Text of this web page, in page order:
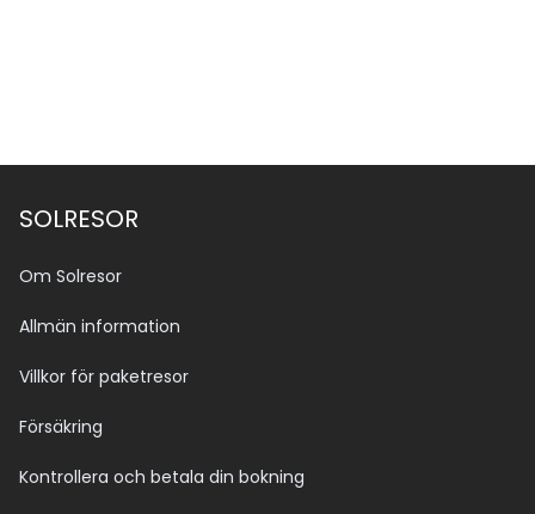
SOLRESOR
Om Solresor
Allmän information
Villkor för paketresor
Försäkring
Kontrollera och betala din bokning